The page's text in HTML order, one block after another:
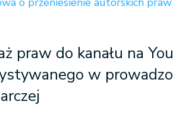
praw do kanału na
w